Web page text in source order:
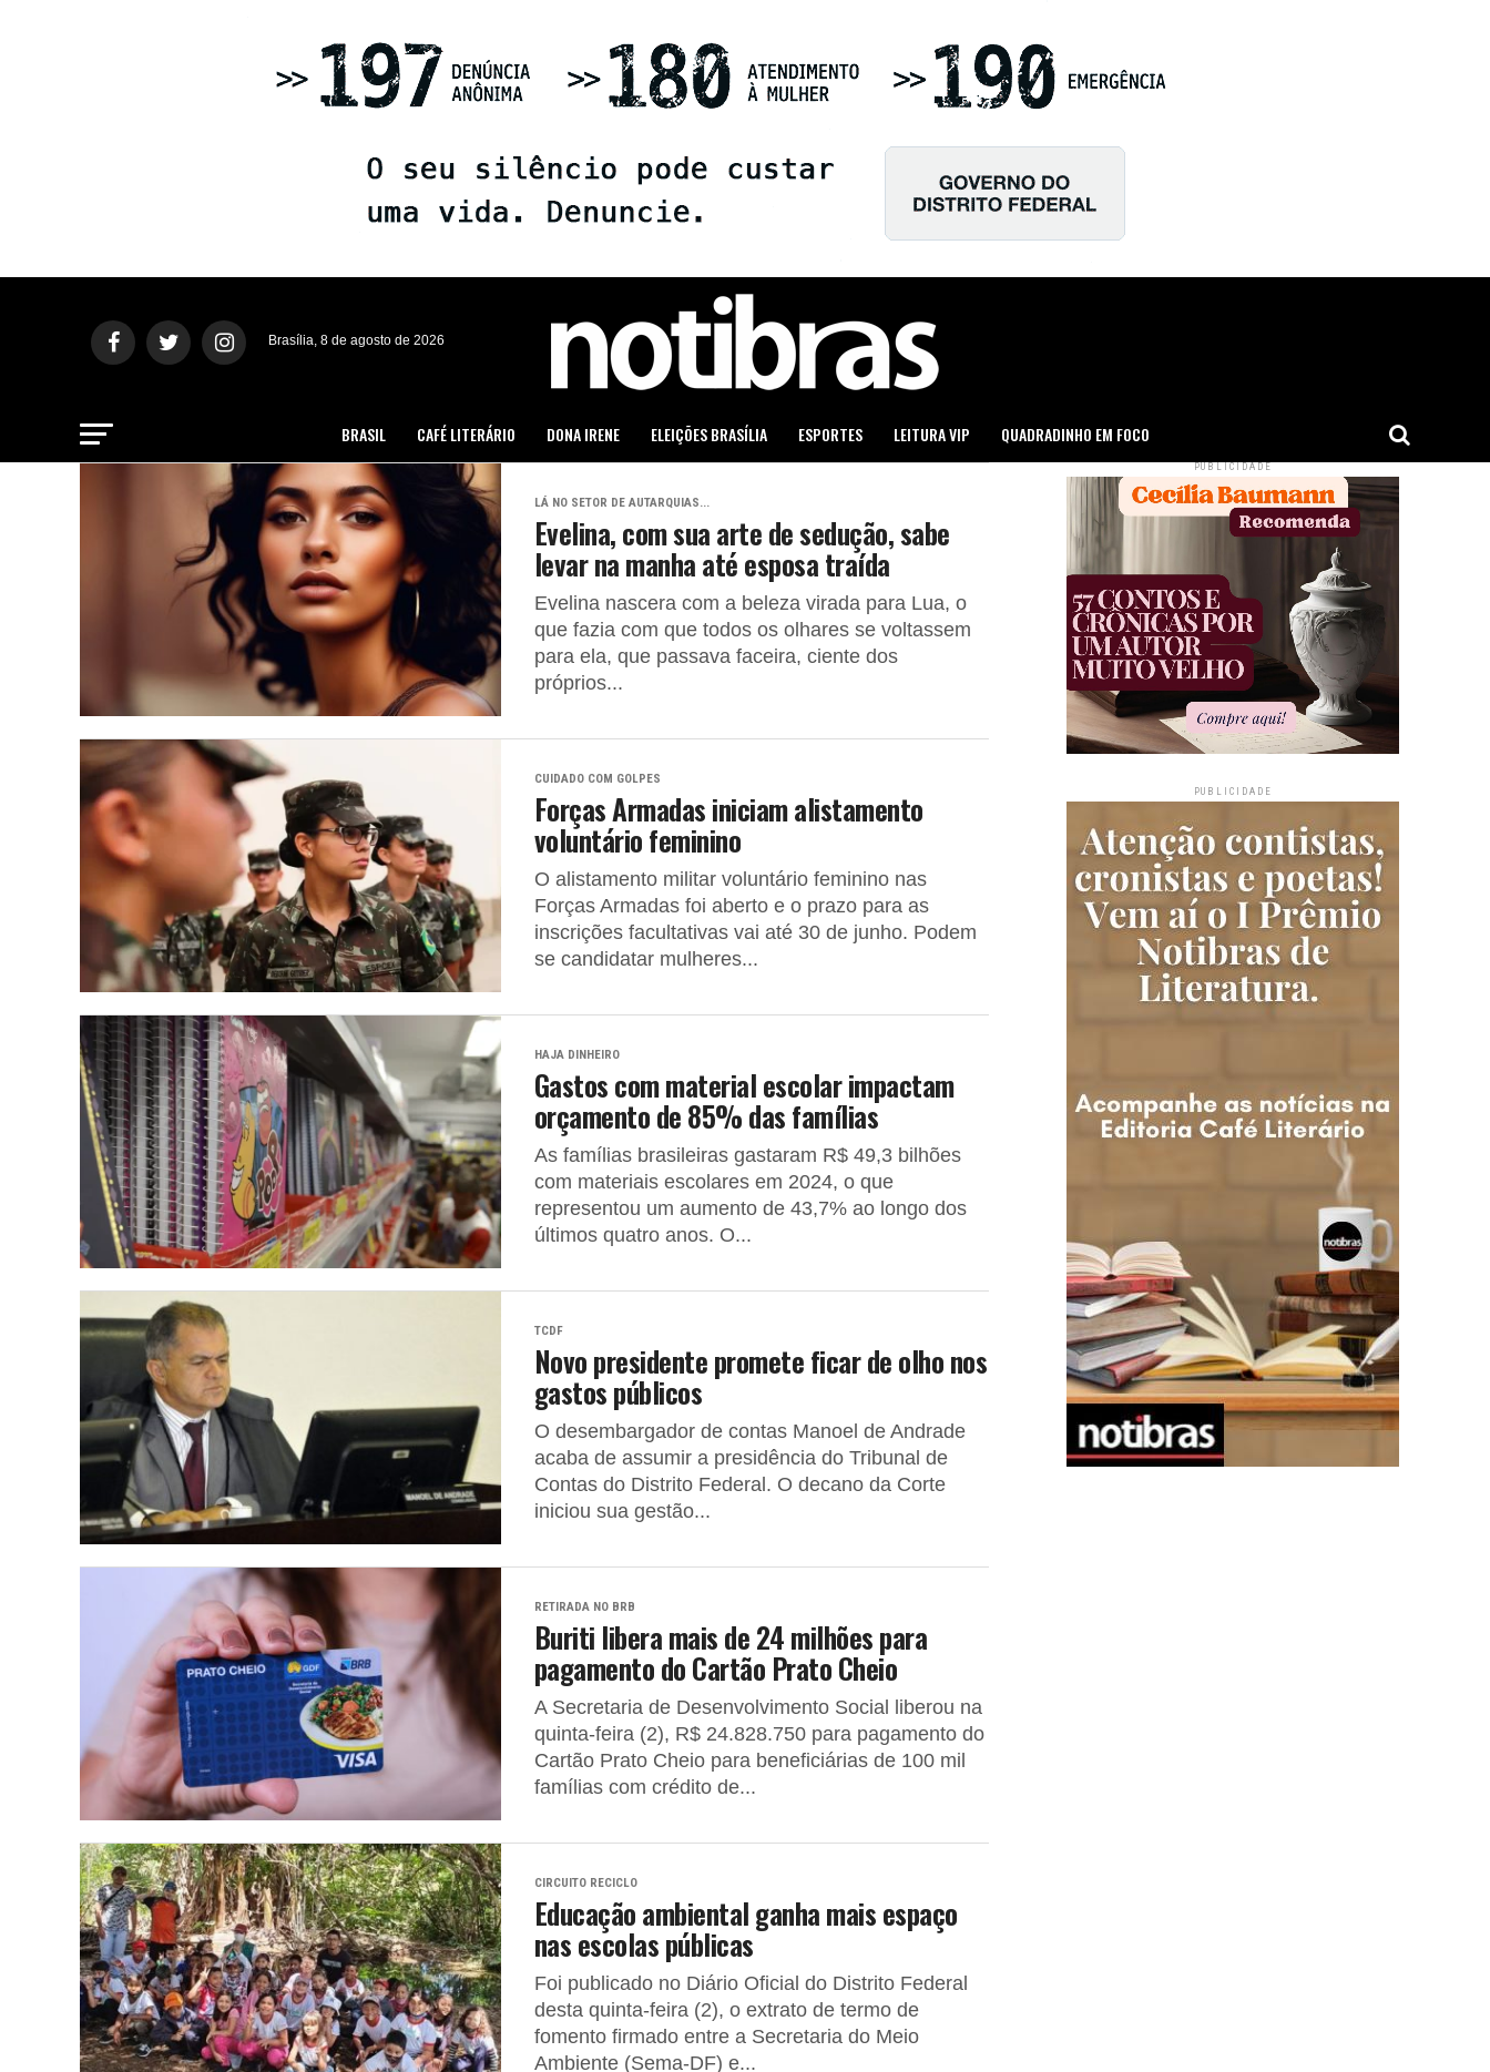
Brasília, 8 de agosto de 2026
BRASIL CAFÉ LITERÁRIO DONA IRENE ELEIÇÕES BRASÍLIA ESPORTES LEITURA VIP QUADRADINHO EM FOCO
LÁ NO SETOR DE AUTARQUIAS...
Evelina, com sua arte de sedução, sabe
levar na manha até esposa traída
Evelina nascera com a beleza virada para Lua, o
que fazia com que todos os olhares se voltassem
para ela, que passava faceira, ciente dos
próprios...
CUIDADO COM GOLPES
Forças Armadas iniciam alistamento
voluntário feminino
O alistamento militar voluntário feminino nas
Forças Armadas foi aberto e o prazo para as
inscrições facultativas vai até 30 de junho. Podem
se candidatar mulheres...
HAJA DINHEIRO
Gastos com material escolar impactam
orçamento de 85% das famílias
As famílias brasileiras gastaram R$ 49,3 bilhões
com materiais escolares em 2024, o que
representou um aumento de 43,7% ao longo dos
últimos quatro anos. O...
TCDF
Novo presidente promete ficar de olho nos
gastos públicos
O desembargador de contas Manoel de Andrade
acaba de assumir a presidência do Tribunal de
Contas do Distrito Federal. O decano da Corte
iniciou sua gestão...
RETIRADA NO BRB
Buriti libera mais de 24 milhões para
pagamento do Cartão Prato Cheio
A Secretaria de Desenvolvimento Social liberou na
quinta-feira (2), R$ 24.828.750 para pagamento do
Cartão Prato Cheio para beneficiárias de 100 mil
famílias com crédito de...
CIRCUITO RECICLO
Educação ambiental ganha mais espaço
nas escolas públicas
Foi publicado no Diário Oficial do Distrito Federal
desta quinta-feira (2), o extrato de termo de
fomento firmado entre a Secretaria do Meio
Ambiente (Sema-DF) e...
PUBLICIDADE
PUBLICIDADE